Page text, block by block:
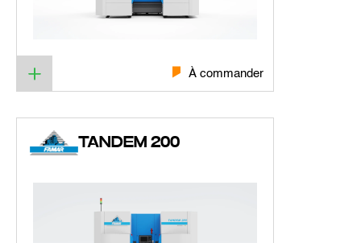
À commander
TANDEM 200